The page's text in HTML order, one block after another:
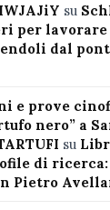
su
per lavorare
dal
e prove
nero” a
su
di
Pietro